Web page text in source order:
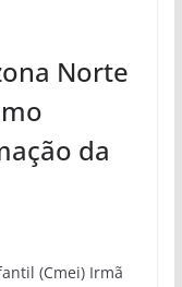
Norte
da
(Cmei) Irmã